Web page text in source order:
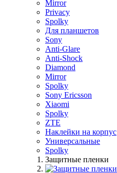
Mirror
Privacy
Spolky
Для планшетов
Sony
Anti-Glare
Anti-Shock
Diamond
Mirror
Spolky
Sony Ericsson
Xiaomi
Spolky
ZTE
Наклейки на корпус
Универсальные
Spolky
Защитные пленки